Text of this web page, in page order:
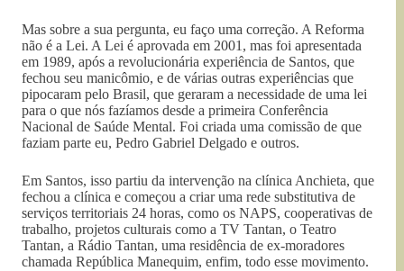
Mas sobre a sua pergunta, eu faço uma correção. A Reforma
não é a Lei. A Lei é aprovada em 2001, mas foi apresentada
em 1989, após a revolucionária experiência de Santos, que
fechou seu manicômio, e de várias outras experiências que
pipocaram pelo Brasil, que geraram a necessidade de uma lei
para o que nós fazíamos desde a primeira Conferência
Nacional de Saúde Mental. Foi criada uma comissão de que
faziam parte eu, Pedro Gabriel Delgado e outros.
Em Santos, isso partiu da intervenção na clínica Anchieta, que
fechou a clínica e começou a criar uma rede substitutiva de
serviços territoriais 24 horas, como os NAPS, cooperativas de
trabalho, projetos culturais como a TV Tantan, o Teatro
Tantan, a Rádio Tantan, uma residência de ex-moradores
chamada República Manequim, enfim, todo esse movimento.